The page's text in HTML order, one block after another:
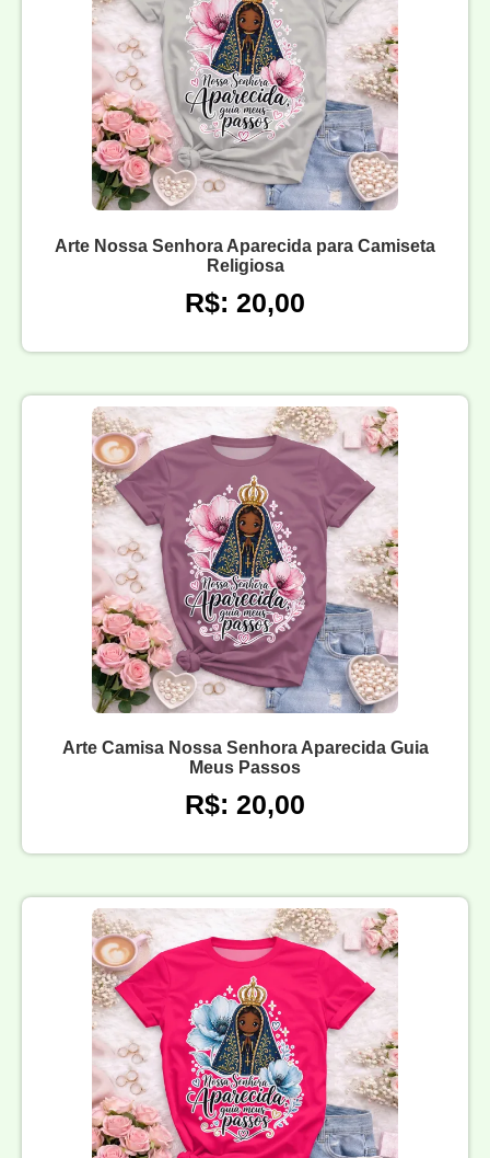
Arte Nossa Senhora Aparecida para Camiseta
Religiosa
R$: 20,00
Arte Camisa Nossa Senhora Aparecida Guia
Meus Passos
R$: 20,00